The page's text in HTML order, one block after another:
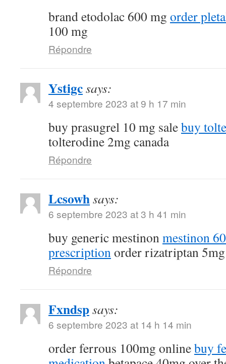
brand etodolac 600 mg order
100 mg
Répondre
Ystigcsays:
4 septembre 2023 at 9 h 17 min
buy prasugrel 10 mg salebuy
tolterodine 2mg canada
Répondre
Lcsowhsays:
6 septembre 2023 at 3 h 41 min
buy generic mestinonmestinon
prescriptionorder rizatriptan
Répondre
Fxndspsays:
6 septembre 2023 at 14 h 14 min
order ferrous 100mg onlinebuy